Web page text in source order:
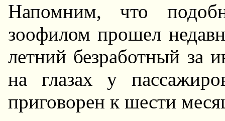
Hапомним, что
зоофилом прошел
летний безработный за
на глазах у
приговорен к шести